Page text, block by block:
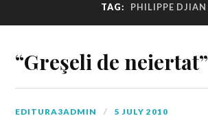
TAG: PHILIPPE DJIAN
“Greşeli de neiertat”
EDITURA3ADMIN 5 JULY 2010